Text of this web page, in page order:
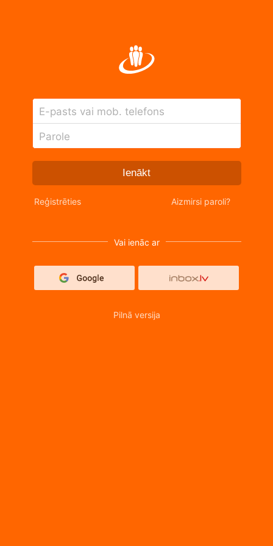
E-pasts vai mob. telefons
Parole
Ienākt
Reģistrēties Aizmirsi paroli?
Vai ienāc ar
Pilnā versija